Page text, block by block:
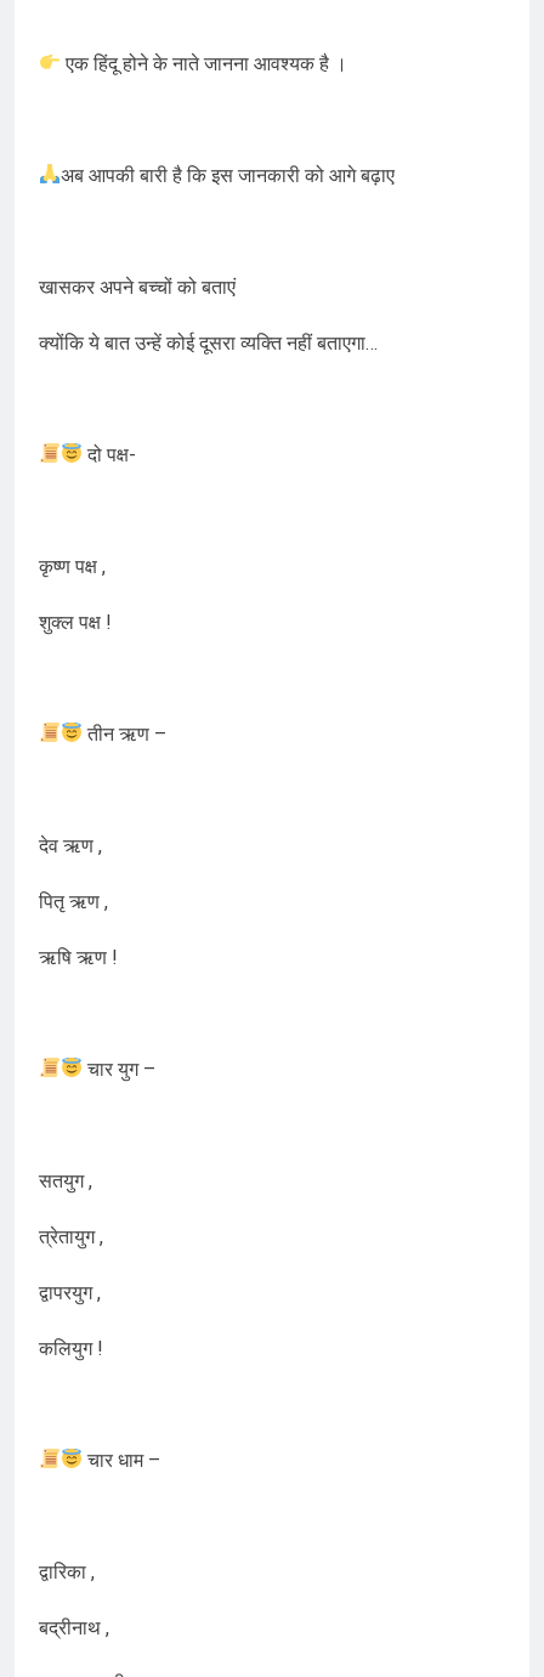
एक हिंदू होने के नाते जानना आवश्यक है ।
अब आपकी बारी है कि इस जानकारी को आगे बढ़ाए
खासकर अपने बच्चों को बताएं
क्योंकि ये बात उन्हें कोई दूसरा व्यक्ति नहीं बताएगा…
दो पक्ष-
कृष्ण पक्ष ,
शुक्ल पक्ष !
तीन ऋण –
देव ऋण ,
पितृ ऋण ,
ऋषि ऋण !
चार युग –
सतयुग ,
त्रेतायुग ,
द्वापरयुग ,
कलियुग !
चार धाम –
द्वारिका ,
बद्रीनाथ ,